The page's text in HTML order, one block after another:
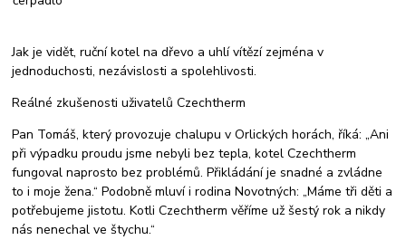
Jak je vidět, ruční kotel na dřevo a uhlí vítězí zejména v
jednoduchosti, nezávislosti a spolehlivosti.
Reálné zkušenosti uživatelů Czechtherm
Pan Tomáš, který provozuje chalupu v Orlických horách, říká: „Ani
při výpadku proudu jsme nebyli bez tepla, kotel Czechtherm
fungoval naprosto bez problémů. Přikládání je snadné a zvládne
to i moje žena.“ Podobně mluví i rodina Novotných: „Máme tři děti a
potřebujeme jistotu. Kotli Czechtherm věříme už šestý rok a nikdy
nás nenechal ve štychu.“